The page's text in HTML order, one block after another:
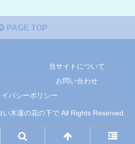
PAGE TOP
当サイトについて
お問い合わせ
イバシーポリシー
木蓮の花の下で All Rights Reserved.